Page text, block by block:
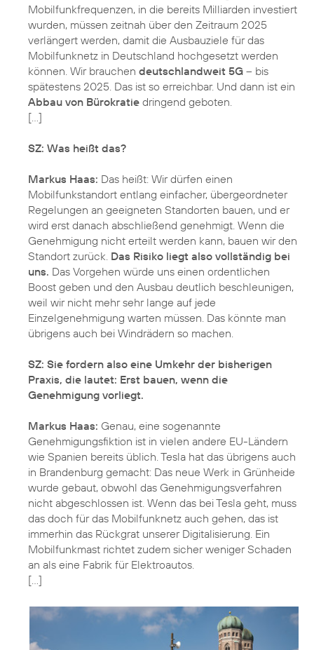
Mobilfunkfrequenzen, in die bereits Milliarden investiert
wurden, müssen zeitnah über den Zeitraum 2025
verlängert werden, damit die Ausbauziele für das
Mobilfunknetz in Deutschland hochgesetzt werden
können. Wir brauchen deutschlandweit 5G – bis
spätestens 2025. Das ist so erreichbar. Und dann ist ein
Abbau von Bürokratie dringend geboten.
[…]
SZ: Was heißt das?
Markus Haas: Das heißt: Wir dürfen einen
Mobilfunkstandort entlang einfacher, übergeordneter
Regelungen an geeigneten Standorten bauen, und er
wird erst danach abschließend genehmigt. Wenn die
Genehmigung nicht erteilt werden kann, bauen wir den
Standort zurück. Das Risiko liegt also vollständig bei
uns. Das Vorgehen würde uns einen ordentlichen
Boost geben und den Ausbau deutlich beschleunigen,
weil wir nicht mehr sehr lange auf jede
Einzelgenehmigung warten müssen. Das könnte man
übrigens auch bei Windrädern so machen.
SZ: Sie fordern also eine Umkehr der bisherigen
Praxis, die lautet: Erst bauen, wenn die
Genehmigung vorliegt.
Markus Haas: Genau, eine sogenannte
Genehmigungsfiktion ist in vielen andere EU-Ländern
wie Spanien bereits üblich. Tesla hat das übrigens auch
in Brandenburg gemacht: Das neue Werk in Grünheide
wurde gebaut, obwohl das Genehmigungsverfahren
nicht abgeschlossen ist. Wenn das bei Tesla geht, muss
das doch für das Mobilfunknetz auch gehen, das ist
immerhin das Rückgrat unserer Digitalisierung. Ein
Mobilfunkmast richtet zudem sicher weniger Schaden
an als eine Fabrik für Elektroautos.
[…]